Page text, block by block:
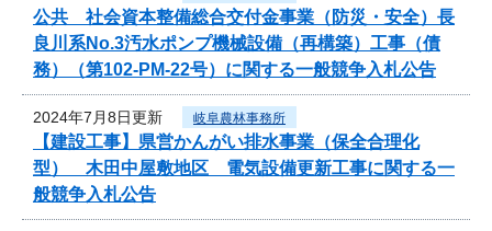
公共 社会資本整備総合交付金事業（防災・安全）長
良川系No.3汚水ポンプ機械設備（再構築）工事（債
務）（第102-PM-22号）に関する一般競争入札公告
2024年7月8日更新 岐阜農林事務所
【建設工事】県営かんがい排水事業（保全合理化
型） 木田中屋敷地区 電気設備更新工事に関する一
般競争入札公告